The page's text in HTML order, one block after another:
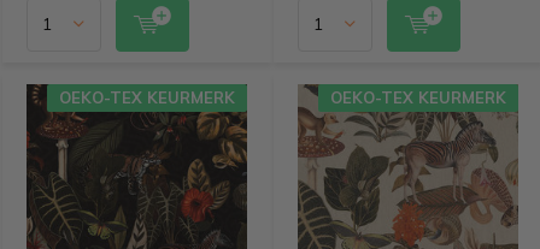
OEKO-TEX KEURMERK OEKO-TEX KEURMERK